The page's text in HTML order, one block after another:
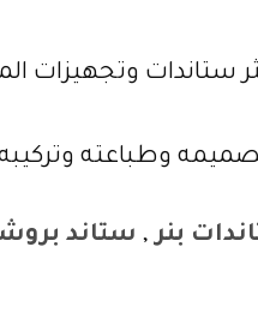
ستاندات وتجهيزات
بنر, ستاند